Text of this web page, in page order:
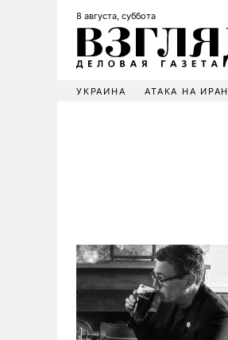
8 августа, суббота
УКРАИНА АТАКА НА ИРАН